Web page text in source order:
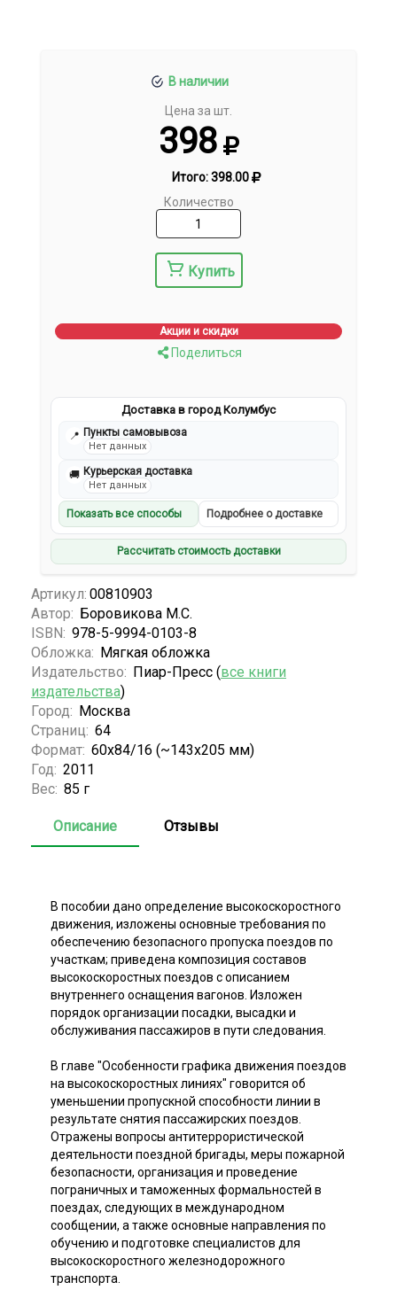
В наличии
Цена за шт.
398
Итого:398.00
Количество
Купить
Акции и скидки
Поделиться
Доставка в город Колумбус
📍 Пункты самовывоза
Нет данных
🚚 Курьерская доставка
Нет данных
Показать все способы Подробнее о доставке
Рассчитать стоимость доставки
Артикул: 00810903
Автор: Боровикова М.С.
ISBN: 978-5-9994-0103-8
Обложка: Мягкая обложка
Издательство: Пиар-Пресс (все книги
издательства)
Город: Москва
Страниц: 64
Формат: 60x84/16 (~143х205 мм)
Год: 2011
Вес: 85 г
Описание Отзывы
В пособии дано определение высокоскоростного
движения, изложены основные требования по
обеспечению безопасного пропуска поездов по
участкам; приведена композиция составов
высокоскоростных поездов с описанием
внутреннего оснащения вагонов. Изложен
порядок организации посадки, высадки и
обслуживания пассажиров в пути следования.
В главе "Особенности графика движения поездов
на высокоскоростных линиях" говорится об
уменьшении пропускной способности линии в
результате снятия пассажирских поездов.
Отражены вопросы антитеррористической
деятельности поездной бригады, меры пожарной
безопасности, организация и проведение
пограничных и таможенных формальностей в
поездах, следующих в международном
сообщении, а также основные направления по
обучению и подготовке специалистов для
высокоскоростного железнодорожного
транспорта.